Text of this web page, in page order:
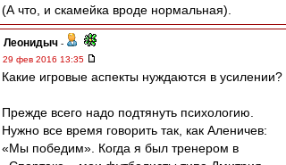
(А что, и скамейка вроде нормальная).
Леонидыч -
29 фев 2016 13:35
Какие игровые аспекты нуждаются в усилении?
Прежде всего надо подтянуть психологию.
Нужно все время говорить так, как Аленичев:
«Мы победим». Когда я был тренером в